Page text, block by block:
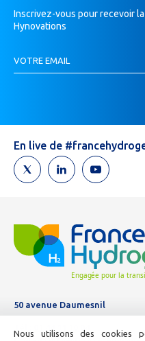
Inscrivez-vous pour recevoir
Hynovations
Newsletter
VOTRE EMAIL
Si
un
humain,
ne
remplissez
pas
En live de
50 avenue Daumesnil
01 44 11 10 04
Nous utilisons des cookies